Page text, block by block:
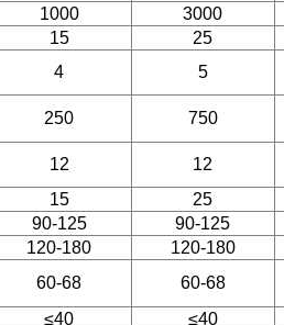
1000 3000
15 25
4 5
250 750
12 12
15 25
90-125 90-125
120-180 120-180
60-68 60-68
≤40 ≤40